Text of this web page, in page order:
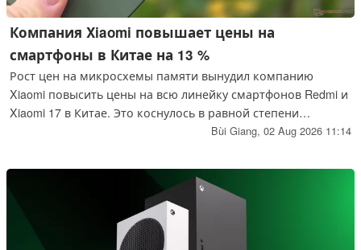
Компания Xiaomi повышает цены на
смартфоны в Китае на 13 %
Рост цен на микросхемы памяти вынудил компанию
Xiaomi повысить цены на всю линейку смартфонов Redmi и
Xiaomi 17 в Китае. Это коснулось в равной степени
моделей на базе Snapdragon и MediaTek, что
всей отрасли, а не о проблемах, связанных с конкретной
Bùi Giang, 02 Aug 2026 11:14